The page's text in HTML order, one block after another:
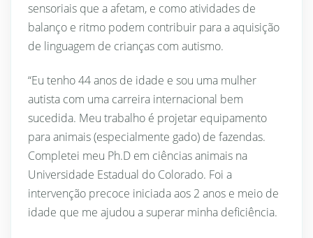
sensoriais que a afetam, e como atividades de
balanço e ritmo podem contribuir para a aquisição
de linguagem de crianças com autismo.
“Eu tenho 44 anos de idade e sou uma mulher
autista com uma carreira internacional bem
sucedida. Meu trabalho é projetar equipamento
para animais (especialmente gado) de fazendas.
Completei meu Ph.D em ciências animais na
Universidade Estadual do Colorado. Foi a
intervenção precoce iniciada aos 2 anos e meio de
idade que me ajudou a superar minha deficiência.